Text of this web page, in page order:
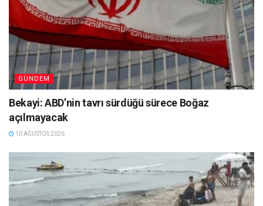
GÜNDEM
Bekayi: ABD’nin tavrı sürdüğü sürece Boğaz
açılmayacak
10 AĞUSTOS 2026